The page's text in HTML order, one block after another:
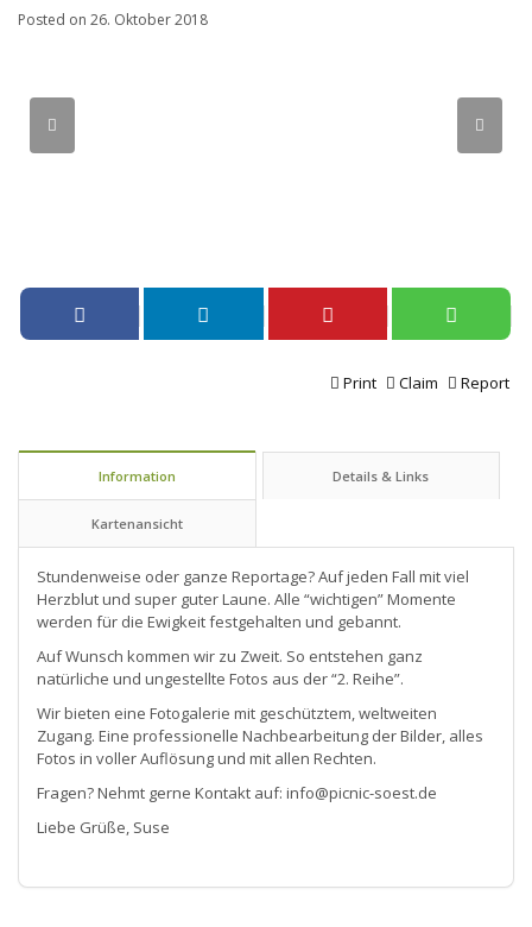
Posted on 26. Oktober 2018
Report
Claim
Print
Information Details & Links
Kartenansicht
Stundenweise oder ganze Reportage? Auf jeden Fall mit viel
Herzblut und super guter Laune. Alle “wichtigen” Momente
werden für die Ewigkeit festgehalten und gebannt.
Auf Wunsch kommen wir zu Zweit. So entstehen ganz
natürliche und ungestellte Fotos aus der “2. Reihe”.
Wir bieten eine Fotogalerie mit geschütztem, weltweiten
Zugang. Eine professionelle Nachbearbeitung der Bilder, alles
Fotos in voller Auflösung und mit allen Rechten.
Fragen? Nehmt gerne Kontakt auf: info@picnic-soest.de
Liebe Grüße, Suse